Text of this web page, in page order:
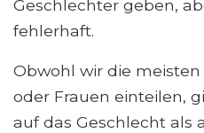
Geschlechter geben,
fehlerhaft.
Obwohl wir die
oder Frauen einteilen,
auf das Geschlecht als